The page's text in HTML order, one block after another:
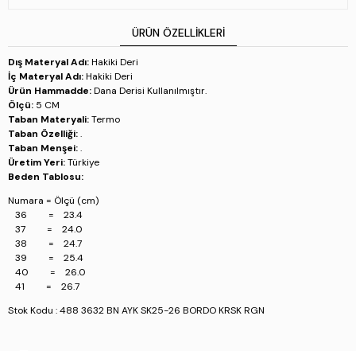
39 = 25.4
40 = 26.0
41 = 26.7
Stok Kodu : 488 3632 BN AYK SK25-26 BORDO KRSK RGN
ÜRÜN ÖZELLIKLERI
Dış Materyal Adı:Hakiki Deri
İç Materyal Adı:Hakiki Deri
Ürün Hammadde:Dana Derisi Kullanılmıştır.
Ölçü: 5 CM
Taban Materyali:Termo
Taban Özelliği:.
Taban Menşei:.
Üretim Yeri:Türkiye
Beden Tablosu:
Numara = Ölçü (cm)
36 = 23.4
37 = 24.0
38 = 24.7
39 = 25.4
40 = 26.0
41 = 26.7
Stok Kodu : 488 3632 BN AYK SK25-26 BORDO KRSK RGN